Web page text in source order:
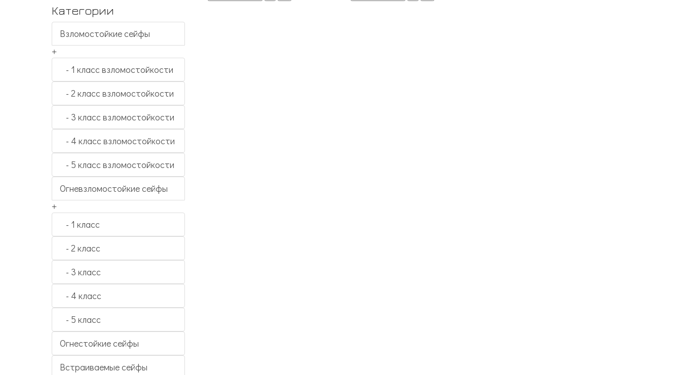
Категории
Взломостойкие сейфы
+
- 1 класс взломостойкости
- 2 класс взломостойкости
- 3 класс взломостойкости
- 4 класс взломостойкости
- 5 класс взломостойкости
Огневзломостойкие сейфы
+
- 1 класс
- 2 класс
- 3 класс
- 4 класс
- 5 класс
Огнестойкие сейфы
Встраиваемые сейфы